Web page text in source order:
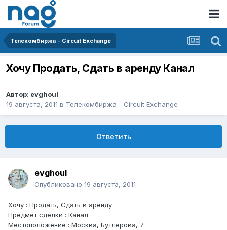
Телекомбиржа - Circuit Exchange
Хочу Продать, Сдать в аренду Канал
Автор: evghoul
19 августа, 2011 в Телекомбиржа - Circuit Exchange
Ответить
evghoul
Опубликовано 19 августа, 2011
Хочу : Продать, Сдать в аренду
Предмет сделки : Канал
Местоположение : Москва, Бутлерова, 7